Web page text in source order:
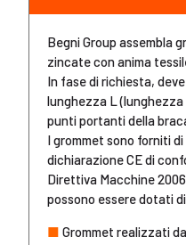
Begni Group assembla
zincate con anima
In fase di richiesta,
lunghezza L
punti portanti della
I grommet sono forniti
dichiarazione CE di
Direttiva Macchine
possono essere dotati
■ Grommet realizzati